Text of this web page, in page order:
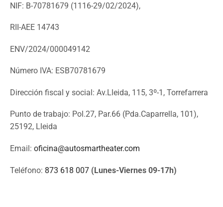
NIF: B-70781679 (1116-29/02/2024),
RII-AEE 14743
ENV/2024/000049142
Número IVA: ESB70781679
Dirección fiscal y social: Av.Lleida, 115, 3º-1, Torrefarrera
Punto de trabajo: Pol.27, Par.66 (Pda.Caparrella, 101),
25192, Lleida
Email: oficina@autosmartheater.com
Teléfono: 873 618 007 (Lunes-Viernes 09-17h)